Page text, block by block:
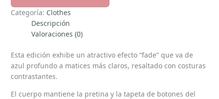
Categoría: Clothes
Descripción
Valoraciones (0)
Esta edición exhibe un atractivo efecto “fade” que va de
azul profundo a matices más claros, resaltado con costuras
contrastantes.
El cuerpo mantiene la pretina y la tapeta de botones del